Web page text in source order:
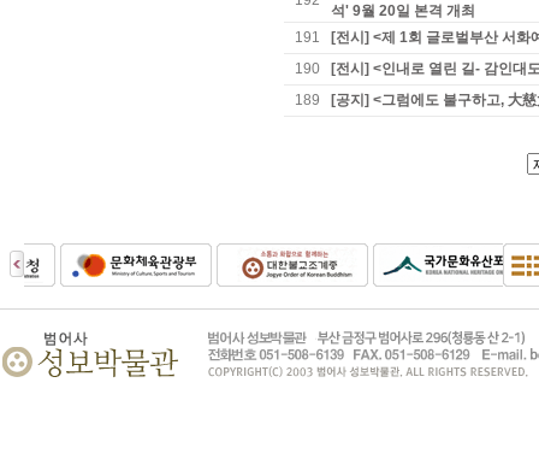
석' 9월 20일 본격 개최
191
[전시] <제 1회 글로벌부산 서화
190
[전시] <인내로 열린 길- 감인대
189
[공지] <그럼에도 불구하고, 大